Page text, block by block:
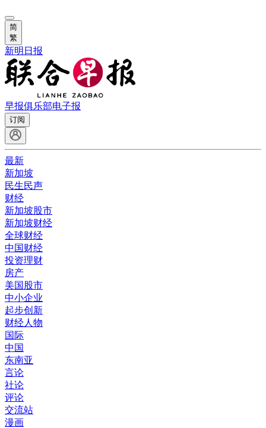
简
繁
新明日报
早报俱乐部电子报
订阅
最新
新加坡
民生民声
财经
新加坡股市
新加坡财经
全球财经
中国财经
投资理财
房产
美国股市
中小企业
起步创新
财经人物
国际
中国
东南亚
言论
社论
评论
交流站
漫画